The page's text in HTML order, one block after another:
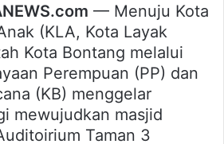
— Menuju Kota
(KLA, Kota Layak
Kota Bontang melalui
Perempuan (PP) dan
(KB) menggelar
mewujudkan masjid
Taman 3